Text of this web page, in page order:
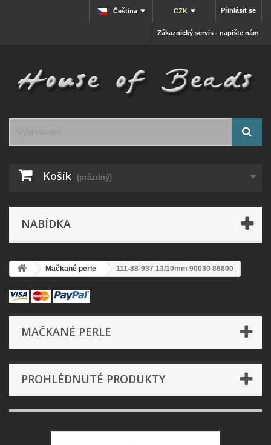
Přihlásit se
CZK
Čeština
Zákaznický servis - napište nám
Košík (prázdný)
NABÍDKA
Mačkané perle 111-88-937 13/10mm 90030 86800
MAČKANÉ PERLE
PROHLÉDNUTÉ PRODUKTY